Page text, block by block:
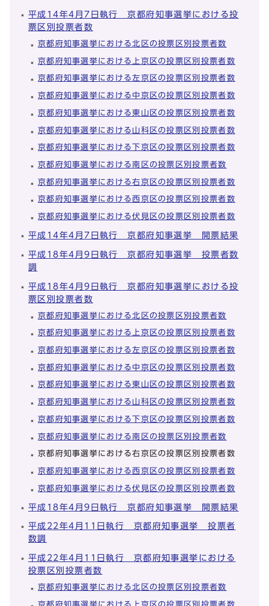
平成14年4月7日執行 京都府知事選挙における投
票区別投票者数
京都府知事選挙における北区の投票区別投票者数
京都府知事選挙における上京区の投票区別投票者数
京都府知事選挙における左京区の投票区別投票者数
京都府知事選挙における中京区の投票区別投票者数
京都府知事選挙における東山区の投票区別投票者数
京都府知事選挙における山科区の投票区別投票者数
京都府知事選挙における下京区の投票区別投票者数
京都府知事選挙における南区の投票区別投票者数
京都府知事選挙における右京区の投票区別投票者数
京都府知事選挙における西京区の投票区別投票者数
京都府知事選挙における伏見区の投票区別投票者数
平成14年4月7日執行 京都府知事選挙 開票結果
平成18年4月9日執行 京都府知事選挙 投票者数
調
平成18年4月9日執行 京都府知事選挙における投
票区別投票者数
京都府知事選挙における北区の投票区別投票者数
京都府知事選挙における上京区の投票区別投票者数
京都府知事選挙における左京区の投票区別投票者数
京都府知事選挙における中京区の投票区別投票者数
京都府知事選挙における東山区の投票区別投票者数
京都府知事選挙における山科区の投票区別投票者数
京都府知事選挙における下京区の投票区別投票者数
京都府知事選挙における南区の投票区別投票者数
京都府知事選挙における右京区の投票区別投票者数
京都府知事選挙における西京区の投票区別投票者数
京都府知事選挙における伏見区の投票区別投票者数
平成18年4月9日執行 京都府知事選挙 開票結果
平成22年4月11日執行 京都府知事選挙 投票者
数調
平成22年4月11日執行 京都府知事選挙における
投票区別投票者数
京都府知事選挙における北区の投票区別投票者数
京都府知事選挙における上京区の投票区別投票者数